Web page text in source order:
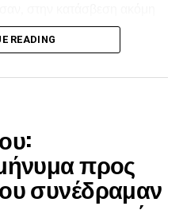
κίνδυνο για την περιουσία
εθελοντικά τον
οι οποίοι
την προσφορά των
πείσουν ότι δίχως
Ότι δεν υπήρχαν οι
που έδωσαν την ψυχή
άυπνοι για μέρες,
READING
προς
συνέδραμαν